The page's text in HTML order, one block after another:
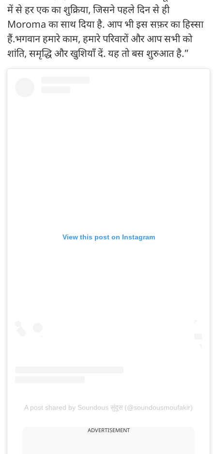
में से हर एक का शुक्रिया, जिसने पहले दिन से ही
Moroma का साथ दिया है. आप भी इस सफ़र का हिस्सा
हैं.भगवान हमारे काम, हमारे परिवारों और आप सभी को
शांति, समृद्धि और खुशियाँ दें. यह तो बस शुरुआत है.”
View this post on Instagram
A post shared by Soundous सुंदूस (@soundousmoufakir)
ADVERTISEMENT